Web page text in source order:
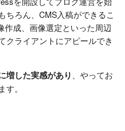
ちろん、CMS入稿ができるこ
作成、画像選定といった周辺
クライアントにアピールでき
増した実感があり 、やってお
。